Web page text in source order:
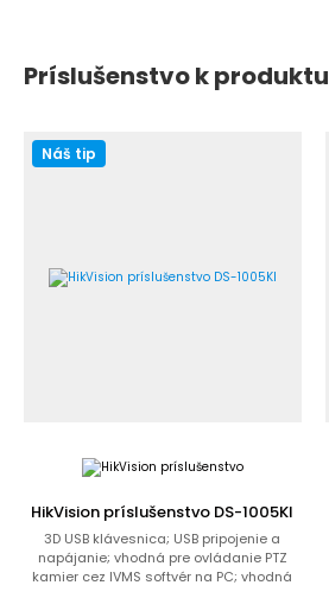
Príslušenstvo k produktu
Náš tip
HikVision príslušenstvo DS-1005KI
3D USB klávesnica; USB pripojenie a
napájanie; vhodná pre ovládanie PTZ
kamier cez IVMS softvér na PC; vhodná